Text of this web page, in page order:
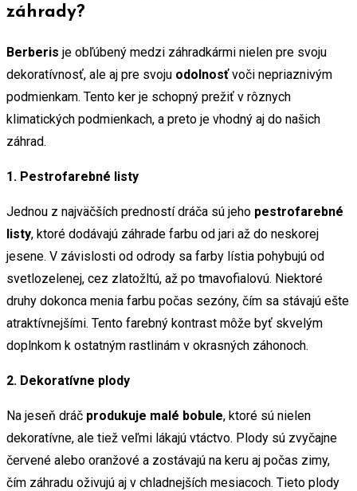
záhrady?
Berberis je obľúbený medzi záhradkármi nielen pre svoju
dekoratívnosť, ale aj pre svoju odolnosťvoči nepriaznivým
podmienkam. Tento ker je schopný prežiť v rôznych
klimatických podmienkach, a preto je vhodný aj do našich
záhrad.
1. Pestrofarebné listy
Jednou z najväčších predností dráča sú jeho pestrofarebné
listy, ktoré dodávajú záhrade farbu od jari až do neskorej
jesene. V závislosti od odrody sa farby lístia pohybujú od
svetlozelenej, cez zlatožltú, až po tmavofialovú. Niektoré
druhy dokonca menia farbu počas sezóny, čím sa stávajú ešte
atraktívnejšími. Tento farebný kontrast môže byť skvelým
doplnkom k ostatným rastlinám v okrasných záhonoch.
2. Dekoratívne plody
Na jeseň dráč produkuje malé bobule, ktoré sú nielen
dekoratívne, ale tiež veľmi lákajú vtáctvo. Plody sú zvyčajne
červené alebo oranžové a zostávajú na keru aj počas zimy,
čím záhradu oživujú aj v chladnejších mesiacoch. Tieto plody